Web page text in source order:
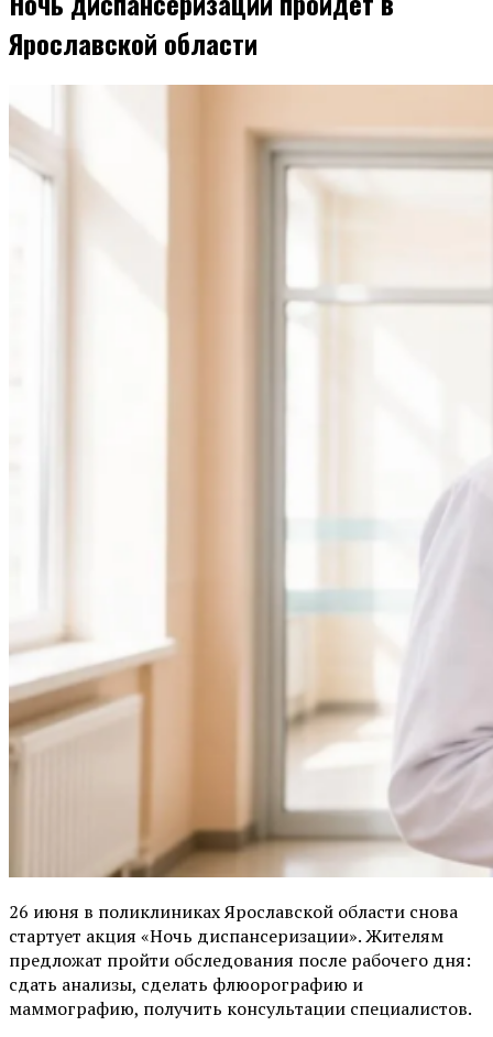
Ярославской области
26 июня в поликлиниках Ярославской области снова
стартует акция «Ночь диспансеризации». Жителям
предложат пройти обследования после рабочего дня:
сдать анализы, сделать флюорографию и
маммографию, получить консультации специалистов.